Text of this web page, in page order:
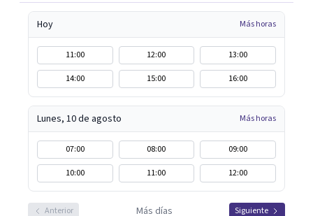
específicas en ayuntamientos; y terapias para mujeres
víctimas de VG
Hoy Más horas
11:00 12:00
13:00
14:00
15:00 16:00
Lunes, 10 de agosto Más horas
07:00 08:00
09:00
10:00
11:00 12:00
Anterior Más días Siguiente